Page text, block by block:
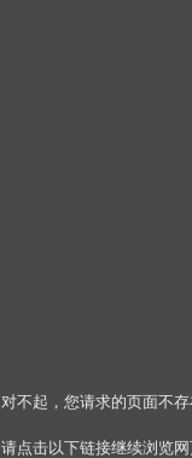
对不起，您请求的页面不
请点击以下链接继续浏览网